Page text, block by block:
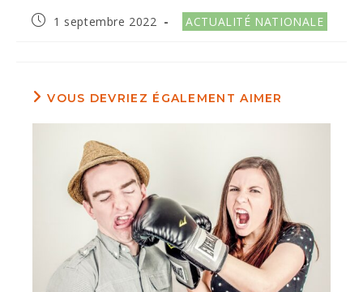
Publication
1 septembre 2022
Post
category:
ACTUALITÉ NATIONALE
VOUS DEVRIEZ ÉGALEMENT AIMER